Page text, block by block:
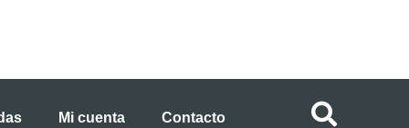
Mi cuenta Contacto